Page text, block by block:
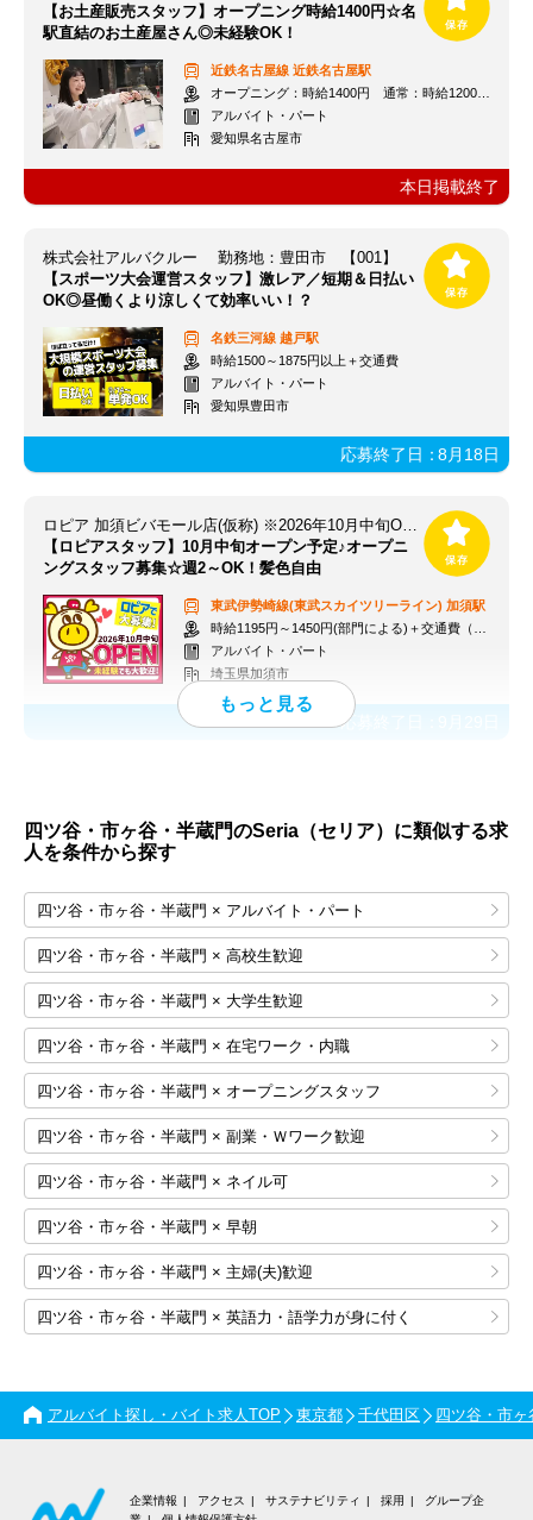
【お土産販売スタッフ】オープニング時給1400円☆名
駅直結のお土産屋さん◎未経験OK！
近鉄名古屋線 近鉄名古屋駅
オープニング：時給1400円 通常：時給1200円～＋交通費全額支給
アルバイト・パート
愛知県名古屋市
本日掲載終了
株式会社アルバクルー 勤務地：豊田市 【001】
【スポーツ大会運営スタッフ】激レア／短期＆日払い
OK◎昼働くより涼しくて効率いい！？
名鉄三河線 越戸駅
時給1500～1875円以上＋交通費
アルバイト・パート
愛知県豊田市
応募終了日：8月18日
【ロピアスタッフ】10月中旬オープン予定♪オープニ
ングスタッフ募集☆週2～OK！髪色自由
東武伊勢崎線(東武スカイツリーライン) 加須駅
時給1195円～1450円(部門による)＋交通費（社内規定）
アルバイト・パート
埼玉県加須市
応募終了日：
四ツ谷・市ヶ谷・半蔵門のSeria（セリア）に類似する求
人を条件から探す
四ツ谷・市ヶ谷・半蔵門 × アルバイト・パート
四ツ谷・市ヶ谷・半蔵門 × 高校生歓迎
四ツ谷・市ヶ谷・半蔵門 × 大学生歓迎
四ツ谷・市ヶ谷・半蔵門 × 在宅ワーク・内職
四ツ谷・市ヶ谷・半蔵門 × オープニングスタッフ
四ツ谷・市ヶ谷・半蔵門 × 副業・Ｗワーク歓迎
四ツ谷・市ヶ谷・半蔵門 × ネイル可
四ツ谷・市ヶ谷・半蔵門 × 早朝
四ツ谷・市ヶ谷・半蔵門 × 主婦(夫)歓迎
四ツ谷・市ヶ谷・半蔵門 × 英語力・語学力が身に付く
アルバイト探し・バイト求人TOP 東京都 千代田区 四ツ谷・市
企業情報 アクセス サステナビリティ 採用
グループ企